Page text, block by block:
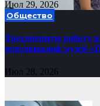
Июл 29, 2026
Общество
Трехдневную работу
передвижной музей
Июл 28, 2026